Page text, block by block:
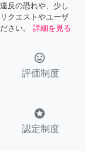
反の恐れや、少し
クエストやユーザ
さい。
詳細を見る
tag_faces
評価制度
stars
認定制度